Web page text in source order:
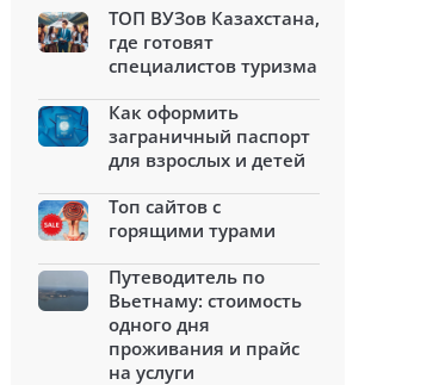
ТОП ВУЗов Казахстана,
где готовят
специалистов туризма
Как оформить
заграничный паспорт
для взрослых и детей
Топ сайтов с
горящими турами
Путеводитель по
Вьетнаму: стоимость
одного дня
проживания и прайс
на услуги